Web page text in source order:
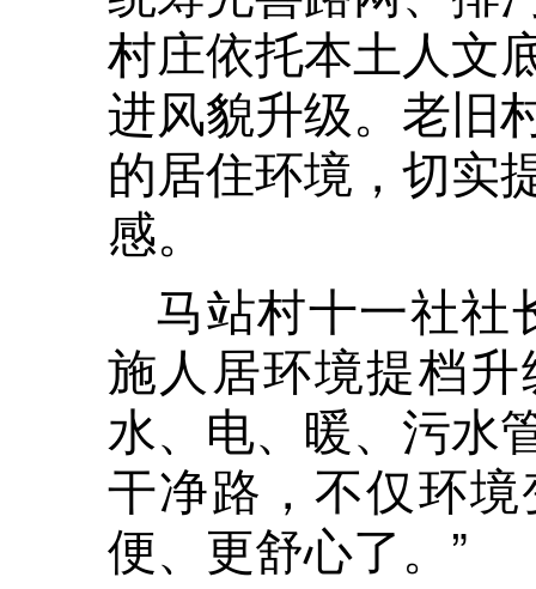
村庄依托本土人文
进风貌升级。老旧
的居住环境，切实
感。
马站村十一社社
施人居环境提档
水、电、暖、污水
干净路，不仅环
便、更舒心了。”